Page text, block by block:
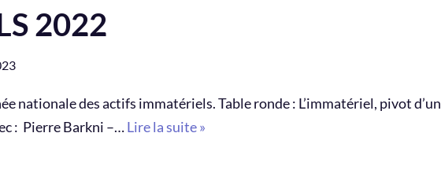
2022
nationale des actifs immatériels. Table ronde : L’immatériel, pivot d’un
: Pierre Barkni –…Lire la suite »